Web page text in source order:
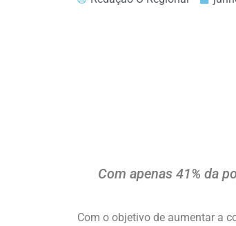
Com apenas 41% da
Com o objetivo de aumentar a